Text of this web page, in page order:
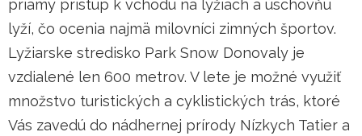
priamy prístup k vchodu na lyžiach a úschovňu
lyží, čo ocenia najmä milovníci zimných športov.
Lyžiarske stredisko Park Snow Donovaly je
vzdialené len 600 metrov. V lete je možné využiť
množstvo turistických a cyklistických trás, ktoré
Vás zavedú do nádhernej prírody Nízkych Tatier a